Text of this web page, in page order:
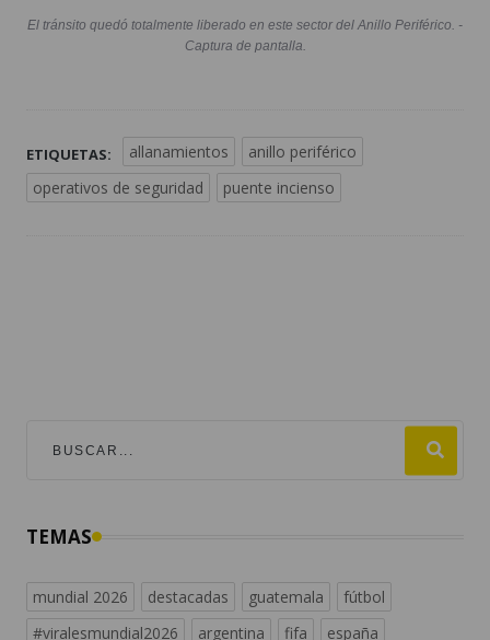
El tránsito quedó totalmente liberado en este sector del Anillo Periférico. -
Captura de pantalla.
ETIQUETAS: allanamientos
anillo periférico
operativos de seguridad
puente incienso
mundial 2026
estados unidos
noticias de guatemala messi